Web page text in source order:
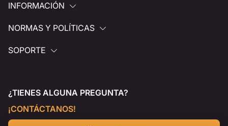
INFORMACIÓN
NORMAS Y POLÍTICAS
SOPORTE
¿TIENES ALGUNA PREGUNTA?
¡CONTÁCTANOS!